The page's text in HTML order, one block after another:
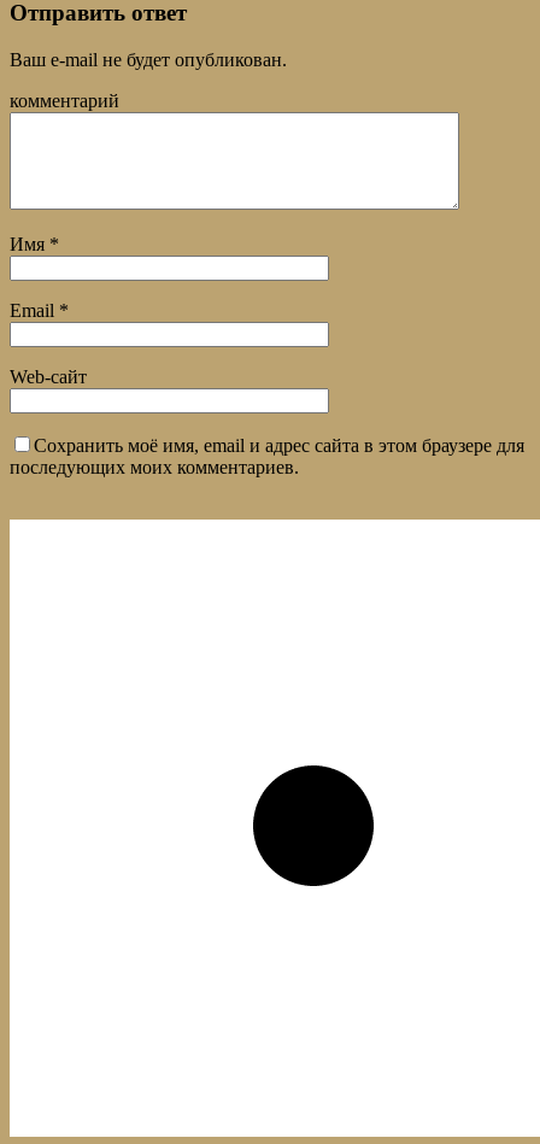
Отправить ответ
Ваш e-mail не будет опубликован.
комментарий
Имя *
Email *
Web-сайт
Сохранить моё имя, email и адрес сайта в этом браузере для
последующих моих комментариев.